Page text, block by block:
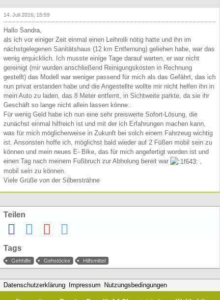
14. Juli 2016, 15:59
Hallo Sandra,
als ich vor einiger Zeit einmal einen Leihrolli nötig hatte und ihn im
nächstgelegenen Sanitätshaus (12 km Entfernung) geliehen habe, war das
wenig erquicklich. Ich musste einige Tage darauf warten, er war nicht
gereinigt (mir wurden anschließend Reinigungskosten in Rechnung
gestellt) das Modell war weniger passend für mich als das Gefährt, das ich
nun privat erstanden habe und die Angestellte wollte mir nicht helfen ihn in
mein Auto zu laden, das 8 Meter entfernt, in Sichtweite parkte, da sie ihr
Geschäft so lange nicht allein lassen könne..
Für wenig Geld habe ich nun eine sehr preiswerte Sofort-Lösung, die
zunächst einmal hilfreich ist und mit der ich Erfahrungen machen kann,
was für mich möglicherweise in Zukunft bei solch einem Fahrzeug wichtig
ist. Ansonsten hoffe ich, möglichst bald wieder auf 2 Füßen mobil sein zu
können und mein neues E- Bike, das für mich angefertigt worden ist und
einen Tag nach meinem Fußbruch zur Abholung bereit war
,
mobil sein zu können.
Viele Grüße von der Silbersträhne
Teilen
Tags
Gehhilfe Gehstöcke Hilfsmittel
Datenschutzerklärung Impressum Nutzungsbedingungen